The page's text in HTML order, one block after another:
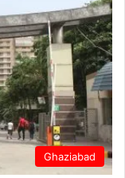
Ghaziabad